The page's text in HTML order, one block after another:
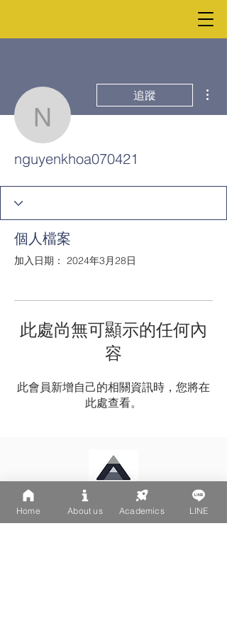
追蹤
nguyenkhoa070421
個人檔案
加入日期： 2024年3月28日
此處尚無可顯示的任何內
容
此會員新增自己的相關資訊時，您將在
此處查看。
LINE: @502fvguc
Home About us Academics LINE